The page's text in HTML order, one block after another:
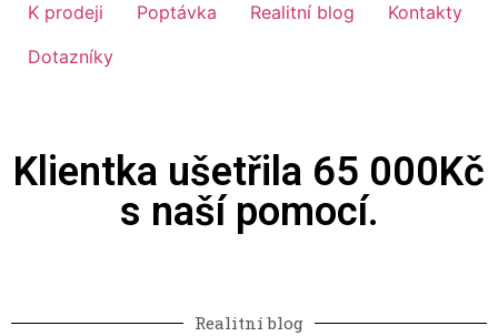
K prodeji
Poptávka Realitní blog
Kontakty
Dotazníky
Klientka ušetřila 65 000Kč
s naší pomocí.
Realitní blog